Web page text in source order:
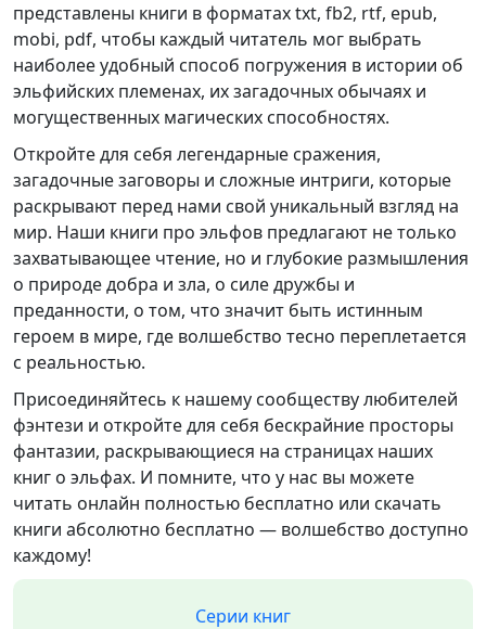
представлены книги в форматах txt, fb2, rtf, epub,
mobi, pdf, чтобы каждый читатель мог выбрать
наиболее удобный способ погружения в истории об
эльфийских племенах, их загадочных обычаях и
могущественных магических способностях.
Откройте для себя легендарные сражения,
загадочные заговоры и сложные интриги, которые
раскрывают перед нами свой уникальный взгляд на
мир. Наши книги про эльфов предлагают не только
захватывающее чтение, но и глубокие размышления
о природе добра и зла, о силе дружбы и
преданности, о том, что значит быть истинным
героем в мире, где волшебство тесно переплетается
с реальностью.
Присоединяйтесь к нашему сообществу любителей
фэнтези и откройте для себя бескрайние просторы
фантазии, раскрывающиеся на страницах наших
книг о эльфах. И помните, что у нас вы можете
читать онлайн полностью бесплатно или скачать
книги абсолютно бесплатно — волшебство доступно
каждому!
Серии книг